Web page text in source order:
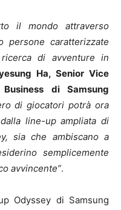
il mondo attraverso
persone caratterizzate
di avventure in
Ha, Senior Vice
di Samsung
di giocatori potrà ora
line-up ampliata di
sia che ambiscano a
semplicemente
avvincente”.
Odyssey di Samsung